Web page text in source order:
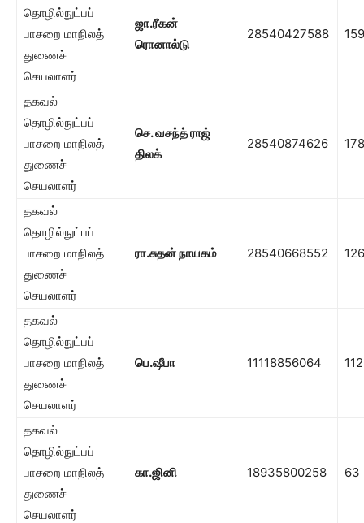
தொழில்நுட்பப்
பாசறை மாநிலத்
துணைச்
செயலாளர்
ஜா.ரீகன்
ரொனால்டு
28540427588 159
தகவல்
தொழில்நுட்பப்
பாசறை மாநிலத்
துணைச்
செயலாளர்
செ. வசந்த் ராஜ்
திலக்
28540874626 178
தகவல்
தொழில்நுட்பப்
பாசறை மாநிலத்
துணைச்
செயலாளர்
ரா.சுதன் நாயகம் 28540668552 126
தகவல்
தொழில்நுட்பப்
பாசறை மாநிலத்
துணைச்
செயலாளர்
பெ.ஷீபா 11118856064 112
தகவல்
தொழில்நுட்பப்
பாசறை மாநிலத்
துணைச்
செயலாளர்
கா.ஜினி 18935800258 63